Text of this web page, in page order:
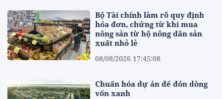
Bộ Tài chính làm rõ quy định
hóa đơn, chứng từ khi mua
nông sản từ hộ nông dân sản
xuất nhỏ lẻ
08/08/2026 17:45:08
Chuẩn hóa dự án để đón dòng
vốn xanh